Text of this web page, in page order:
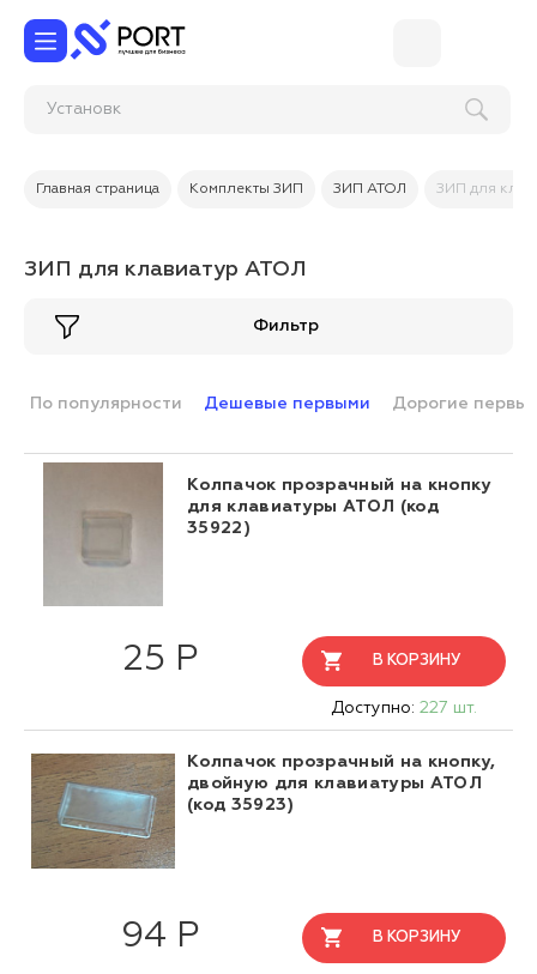
Ус
Главная страница Комплекты ЗИП ЗИП АТОЛ ЗИП для
ЗИП для клавиатур АТОЛ
Фильтр
По популярности Дешевые первыми Дорогие
Колпачок прозрачный на кнопку
для клавиатуры АТОЛ (код
35922)
25 Р В КОРЗИНУ
Доступно: 227 шт.
Колпачок прозрачный на кнопку,
двойную для клавиатуры АТОЛ
(код 35923)
94 Р В КОРЗИНУ